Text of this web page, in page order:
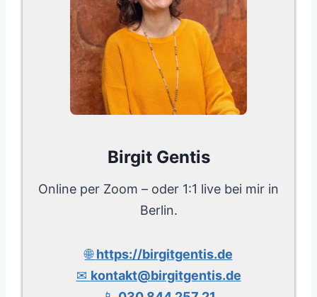
Birgit Gentis
Online per Zoom – oder 1:1 live bei mir in
Berlin.
🌐https://birgitgentis.de
✉ kontakt@birgitgentis.de